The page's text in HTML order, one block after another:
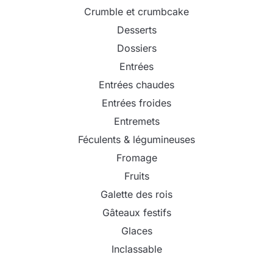
Crumble et crumbcake
Desserts
Dossiers
Entrées
Entrées chaudes
Entrées froides
Entremets
Féculents & légumineuses
Fromage
Fruits
Galette des rois
Gâteaux festifs
Glaces
Inclassable